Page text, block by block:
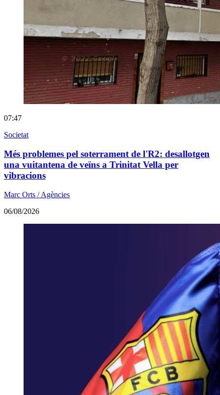
07:47
Societat
Més problemes pel soterrament de l'R2: desallotgen
una vuitantena de veïns a Trinitat Vella per
vibracions
Marc Orts / Agències
06/08/2026